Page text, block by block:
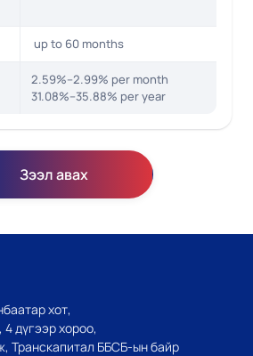
up to 60 months
2.59%–2.99% per month
31.08%–35.88% per year
Зээл авах
хот,
дүгээр хороо,
Транскапитал ББСБ-ын байр